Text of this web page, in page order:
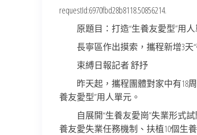
requestId:6970fbd28b8118.50856214.
原題目：打造“生養友愛型”用人
長寧區作出摸索，攜程新增3天“
束縛日報記者 舒抒
昨天起，攜程團體對家中有18
養友愛型”用人單元。
自展開“生養友愛崗”失業形式
養友愛失業任務機制、扶植10個生